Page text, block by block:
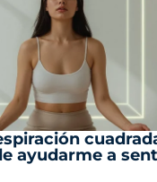
ayudarme a